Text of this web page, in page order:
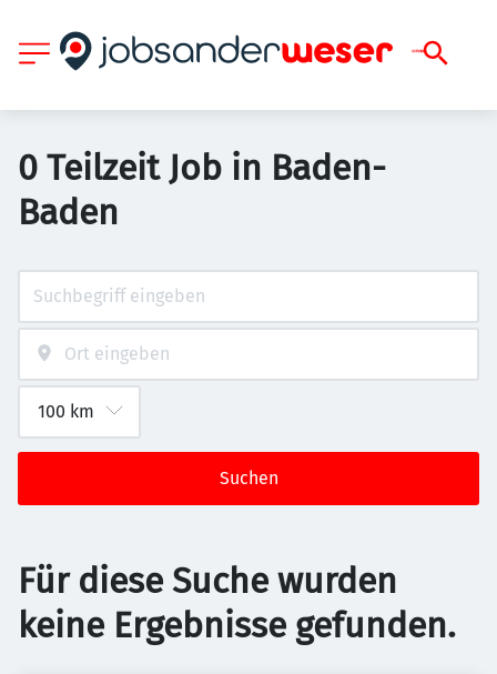
0 Teilzeit Job in Baden-
Baden
Suchen
Für diese Suche wurden
keine Ergebnisse gefunden.